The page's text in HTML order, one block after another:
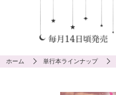
ホーム 単行本ラインナップ